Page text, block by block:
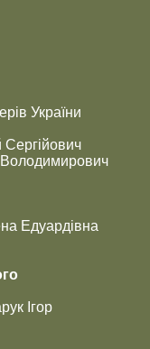
України
Сергійович
Едуардівна
Ігор